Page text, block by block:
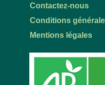
Contactez-nous
Conditions
Mentions légales